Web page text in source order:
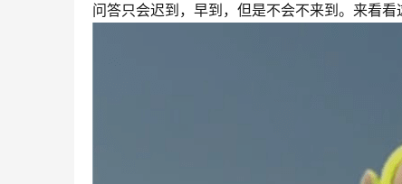
问答只会迟到，早到，但是不会不来到。来看看